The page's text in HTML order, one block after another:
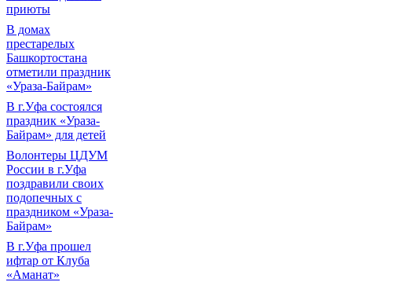
приюты
В домах
престарелых
Башкортостана
отметили праздник
«Ураза-Байрам»
В г.Уфа состоялся
праздник «Ураза-
Байрам» для детей
Волонтеры ЦДУМ
России в г.Уфа
поздравили своих
подопечных с
праздником «Ураза-
Байрам»
В г.Уфа прошел
ифтар от Клуба
«Аманат»